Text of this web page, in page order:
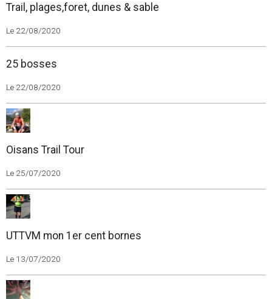
Trail, plages,foret, dunes & sable
Le 22/08/2020
25 bosses
Le 22/08/2020
Oisans Trail Tour
Le 25/07/2020
UTTVM mon 1er cent bornes
Le 13/07/2020